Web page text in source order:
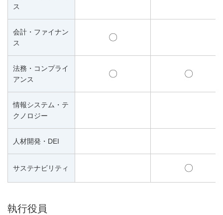
ス
会計・ファイナン
ス
〇
法務・コンプライ
アンス
〇 〇
情報システム・テ
クノロジー
人材開発・DEI
サステナビリティ 〇
執行役員